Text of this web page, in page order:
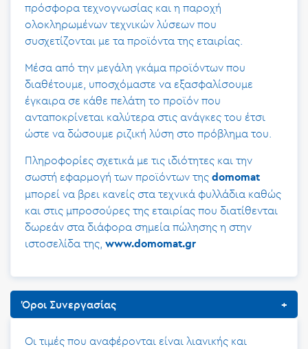
πρόσφορα τεχνογνωσίας και η παροχή
ολοκληρωμένων τεχνικών λύσεων που
συσχετίζονται με τα προϊόντα της εταιρίας.
Μέσα από την μεγάλη γκάμα προϊόντων που
διαθέτουμε, υποσχόμαστε να εξασφαλίσουμε
έγκαιρα σε κάθε πελάτη το προϊόν που
ανταποκρίνεται καλύτερα στις ανάγκες του έτσι
ώστε να δώσουμε ριζική λύση στο πρόβλημα του.
Πληροφορίες σχετικά με τις ιδιότητες και την
σωστή εφαρμογή των προϊόντων της domomat
μπορεί να βρει κανείς στα τεχνικά φυλλάδια καθώς
και στις μπροσούρες της εταιρίας που διατίθενται
δωρεάν στα διάφορα σημεία πώλησης η στην
ιστοσελίδα της, www.domomat.gr
Όροι Συνεργασίας
Οι τιμές που αναφέρονται είναι λιανικής και